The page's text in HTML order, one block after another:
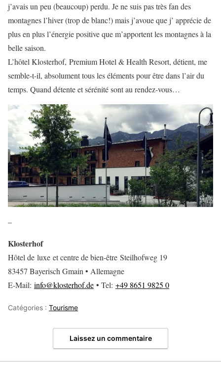
j’avais un peu (beaucoup) perdu. Je ne suis pas très fan des
montagnes l’hiver (trop de blanc!) mais j’avoue que j’ apprécie de
plus en plus l’énergie positive que m’apportent les montagnes à la
belle saison.
L’hôtel Klosterhof, Premium Hotel & Health Resort, détient, me
semble-t-il, absolument tous les éléments pour être dans l’air du
temps. Quand détente et sérénité sont au rendez-vous…
–
Klosterhof
Hôtel de luxe et centre de bien-être Steilhofweg 19
83457 Bayerisch Gmain • Allemagne
E-Mail: info@klosterhof.de • Tel: +49 8651 9825 0
Catégories : Tourisme
Laissez un commentaire